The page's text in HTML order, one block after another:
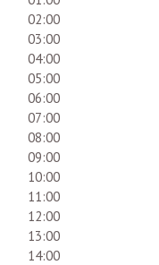
02:00
03:00
04:00
05:00
06:00
07:00
08:00
09:00
10:00
11:00
12:00
13:00
14:00